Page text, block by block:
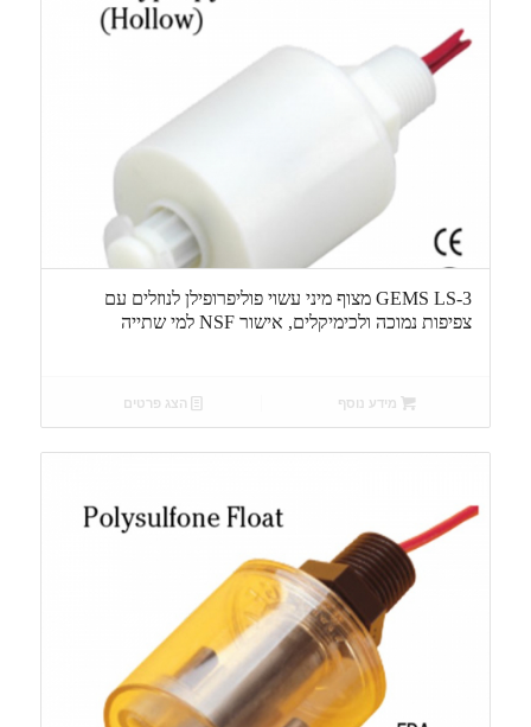
GEMS LS-3 מצוף מיני עשוי פוליפרופילן לנוזלים עם
צפיפות נמוכה ולכימיקלים, אישור NSF למי שתייה
מידע נוסף הצג פרטים